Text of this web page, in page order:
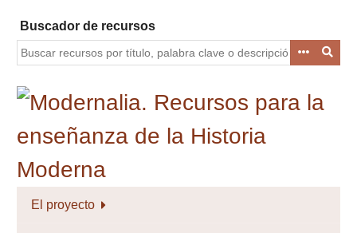
contenido
principal
Buscador de recursos
El proyecto